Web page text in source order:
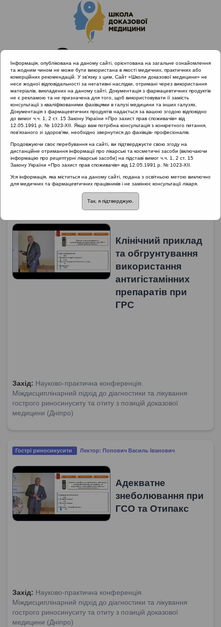
Головна Проведені заходи :: Гострі риносинусити
Проведені заходи::Гострі
риносинусити
Гострі риносинусити
Клінічний приклад
та обгрунтування
використання
антигістамінних
препаратів при
ГРС
Захід: Науково-практична конференція.
Міждисциплінарний підхід до діагностики та лікування
гострого риносинуситу та отиту з позицій доказової
медицини (Дніпро)
Гострі риносинусити Лектор: Попович Василь Іванович
Адекватне
знеболювання при
ГСО та Отипакс
Захід: Науково-практична конференція.
Міждисциплінарний підхід до діагностики та лікування
гострого риносинуситу та отиту з позицій доказової
медицини (Дніпро)
Інформація, опублікована на даному сайті, орієнтована на загальне ознайомлення
та жодним чином не може бути використана в якості медичних, практичних або
комерційних рекомендацій. У зв’язку з цим, Сайт «Школи доказової медицини» не
несе жодної відповідальності за негативні наслідки, отримані через використання
матеріалів, викладених на даному сайті. Документація з фармацевтичних продуктів
не є рекламою та не призначена для того, щоб використовувати її замість
консультації з кваліфікованими фахівцями в галузі медицини та інших галузях.
Документація з фармацевтичних продуктів надається за вашою згодою відповідно
до вимог ч.ч. 1, 2 ст. 15 Закону України «Про захист прав споживачів» від
12.05.1991 р. № 1023-XII. Якщо вам потрібна консультація з конкретного питання,
пов’язаного зі здоров’ям, необхідно звернутися до фахівців- професіоналів.
Продовжуючи своє перебування на сайті, ви підтверджуєте свою згоду на
дистанційне отримання інформації про лікарські та косметичні засоби (включаючи
інформацію про рецептурні лікарські засоби) на підставі вимог ч.ч. 1, 2 ст. 15
Закону України «Про захист прав споживачів» від 12.05.1991 р. № 1023-XII.
Уся інформація, яка міститься на даному сайті, подана з освітньою метою виключно
для медичних та фармацевтичних працівників і не замінює консультації лікаря.
Так, я підтверджую.